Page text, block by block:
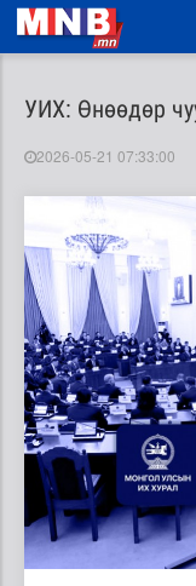
УИХ: Өнөөдөр
2026-05-21 07:33:00